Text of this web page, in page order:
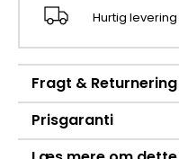
Hurtig
Fragt & Returnering
Prisgaranti